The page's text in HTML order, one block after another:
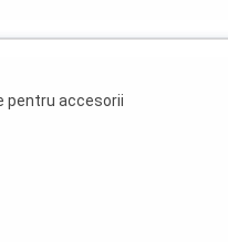
pentru accesorii